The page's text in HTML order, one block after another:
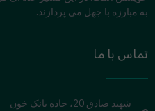
به مبارزه با جهل می پردازند.
تماس با ما
شهید صادق 20، جاده بانک خون